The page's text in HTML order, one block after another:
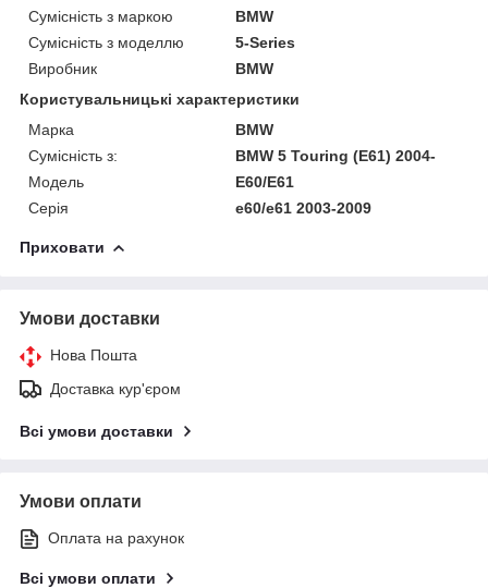
Сумісність з маркою
BMW
Сумісність з моделлю
5-Series
Виробник
BMW
Користувальницькі характеристики
Марка
BMW
Сумісність з:
BMW 5 Touring (E61) 2004-
Модель
E60/E61
Серія
e60/e61 2003-2009
Приховати
Умови доставки
Нова Пошта
Доставка кур'єром
Всі умови доставки
Умови оплати
Оплата на рахунок
Всі умови оплати